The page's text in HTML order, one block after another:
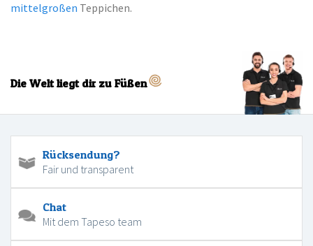
mittelgroßen Teppichen.
Die Welt liegt dir zu Füßen
Rücksendung?
Fair und transparent
Chat
Mit dem Tapeso team